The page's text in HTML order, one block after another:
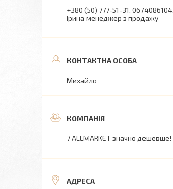
+380 (50) 777-51-31 0674086104
Ірина менеджер з продажу
Михайло
7 ALLMARKET значно дешевше!